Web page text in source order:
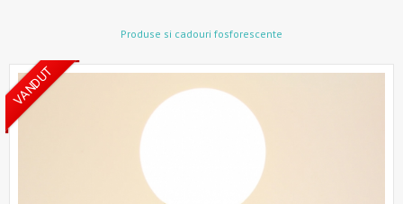
Produse si cadouri fosforescente
VANDUT